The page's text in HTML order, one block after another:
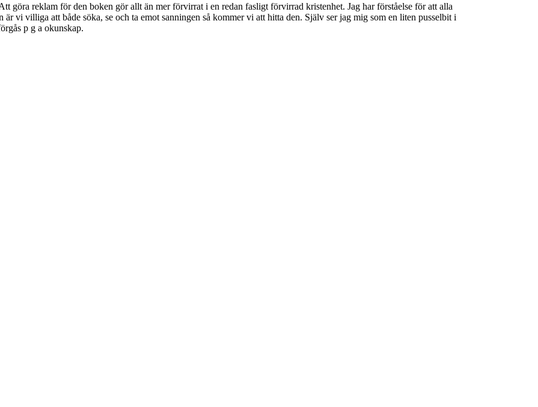
göra reklam för den boken gör allt än mer förvirrat i en redan fasligt förvirrad kristenhet. Jag har förståelse för att alla
vi villiga att både söka, se och ta emot sanningen så kommer vi att hitta den. Själv ser jag mig som en liten pusselbit i
p g a okunskap.